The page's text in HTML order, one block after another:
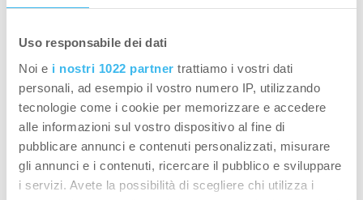
Uso responsabile dei dati
Noi e i nostri 1022 partner trattiamo i vostri dati
personali, ad esempio il vostro numero IP, utilizzando
tecnologie come i cookie per memorizzare e accedere
alle informazioni sul vostro dispositivo al fine di
pubblicare annunci e contenuti personalizzati, misurare
gli annunci e i contenuti, ricercare il pubblico e sviluppare
i servizi. Avete la possibilità di scegliere chi utilizza i
molto e mi diverto. Se salto un allenamento non
succede niente, lo recupero il giorno dopo, può
succedere di non avere tempo e di dover
rinunciare, cerco comunque di fare almeno 4/5
allenamenti a settimana e se non ho tempo
cerco di aumentare un po’ l’intensità.
Bisogna poi capire che tipo di atleta siete